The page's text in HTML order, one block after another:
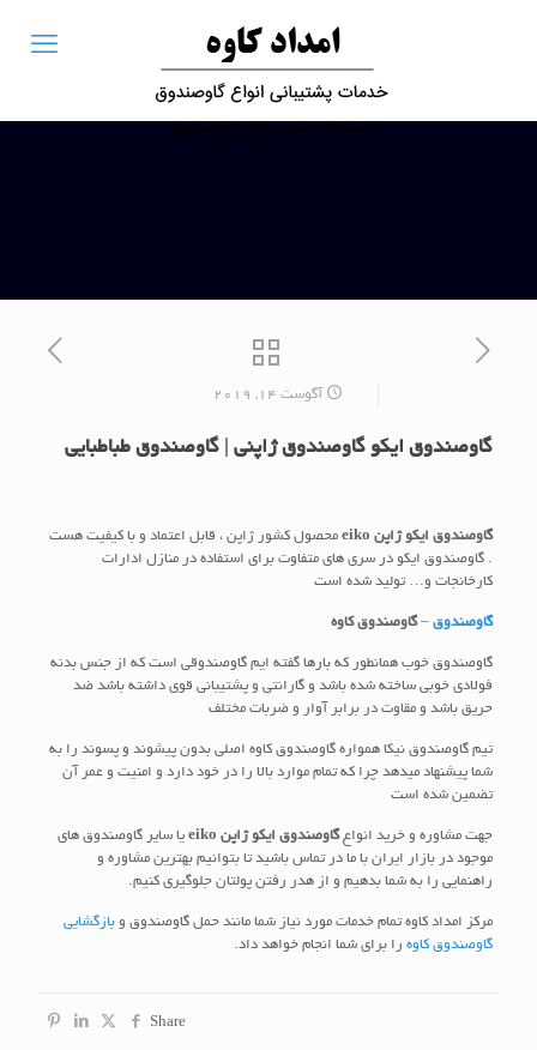
آگوست 14, 2019
گاوصندوق ایکو گاوصندوق ژاپنی | گاوصندوق طباطبایی
گاوصندوق ایکو ژاپن eiko
محصول کشور ژاپن ، قابل اعتماد و با کیفیت هست
. گاوصندوق ایکو در سری های متفاوت برای استفاده در منازل ادارات
کارخانجات و… تولید شده است
گاوصندوق–گاوصندوق کاوه
گاوصندوق خوب همانطور که بارها گفته ایم گاوصندوقی است که از جنس بدنه
فولادی خوبی ساخته شده باشد و گارانتی و پشتیبانی قوی داشته باشد ضد
حریق باشد و مقاوت در برابر آوار و ضربات مختلف
تیم گاوصندوق نیکا همواره گاوصندوق کاوه اصلی بدون پیشوند و پسوند را به
شما پیشنهاد میدهد چرا که تمام موارد بالا را در خود دارد و امنیت و عمر آن
تضمین شده است
جهت مشاوره و خرید انواعگاوصندوق ایکو ژاپن eiko
یا سایر گاوصندوق های
موجود در بازار ایران با ما در تماس باشید تا بتوانیم بهترین مشاوره و
راهنمایی را به شما بدهیم و از هدر رفتن پولتان جلوگیری کنیم.
مرکز امداد کاوه تمام خدمات مورد نیاز شما مانند حمل گاوصندوق و بازگشایی
گاوصندوق کاوهرا برای شما انجام خواهد داد.
Share